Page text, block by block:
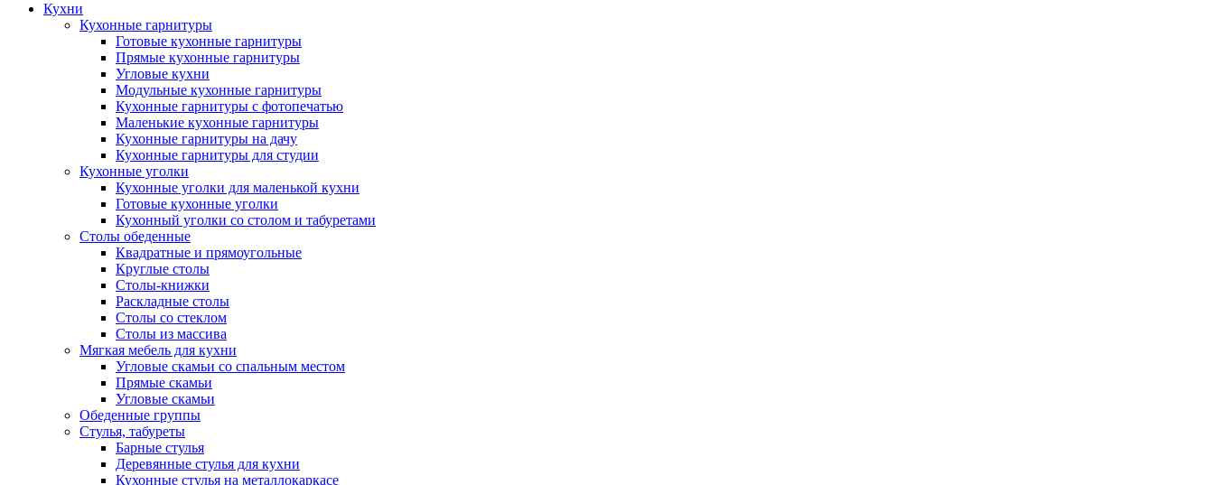
Кухни
Кухонные гарнитуры
Готовые кухонные гарнитуры
Прямые кухонные гарнитуры
Угловые кухни
Модульные кухонные гарнитуры
Кухонные гарнитуры с фотопечатью
Маленькие кухонные гарнитуры
Кухонные гарнитуры на дачу
Кухонные гарнитуры для студии
Кухонные уголки
Кухонные уголки для маленькой кухни
Готовые кухонные уголки
Кухонный уголки со столом и табуретами
Столы обеденные
Квадратные и прямоугольные
Круглые столы
Столы-книжки
Раскладные столы
Столы со стеклом
Столы из массива
Мягкая мебель для кухни
Угловые скамьи со спальным местом
Прямые скамьи
Угловые скамьи
Обеденные группы
Стулья, табуреты
Барные стулья
Деревянные стулья для кухни
Кухонные стулья на металлокаркасе